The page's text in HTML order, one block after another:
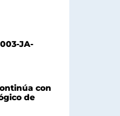
JA-
con
de